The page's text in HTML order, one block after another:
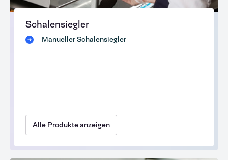
Schalensiegler
Manueller Schalensiegler
Alle Produkte anzeigen